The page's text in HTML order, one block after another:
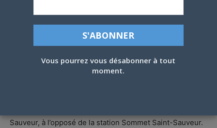
LA MARQUISE
Sauveur, à l’opposé de la station Sommet Saint-Sauveur.
Vous pourrez vous désabonner à tout
moment.